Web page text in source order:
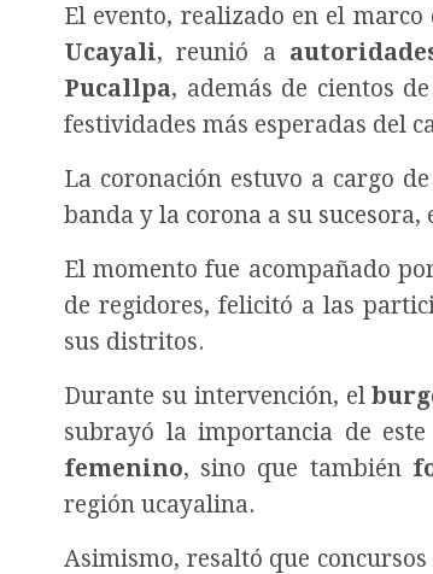
El evento, realizado en el marco
Ucayali, reunió a
Pucallpa, además de cientos de
festividades más esperadas del
La coronación estuvo a cargo
banda y la corona a su
El momento fue acompañado
de regidores, felicitó a las
sus distritos.
Durante su intervención, el
subrayó la importancia de
femenino, sino que también
región ucayalina.
Asimismo, resaltó que concursos